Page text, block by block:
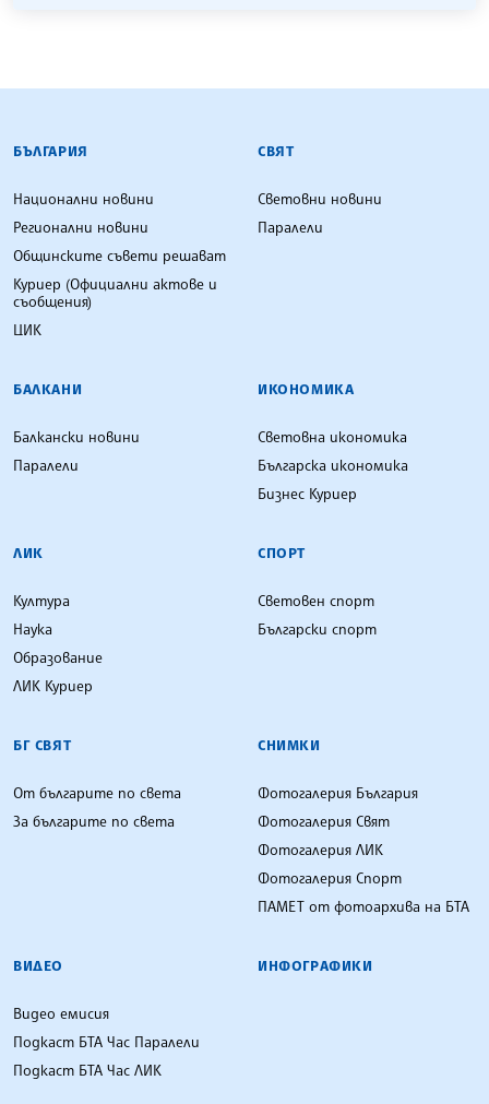
БЪЛГАРСКА ТЕЛЕГРАФНА АГЕНЦИЯ
БЪЛГАРИЯ
Национални новини
Регионални новини
Общинските съвети решават
Куриер (Официални актове и
съобщения)
ЦИК
СВЯТ
Световни новини
Паралели
БАЛКАНИ
Балкански новини
Паралели
ИКОНОМИКА
Световна икономика
Българска икономика
Бизнес Куриер
ЛИК
Култура
Наука
Образование
ЛИК Куриер
СПОРТ
Световен спорт
Български спорт
БГ СВЯТ
От българите по света
За българите по света
СНИМКИ
Фотогалерия България
Фотогалерия Свят
Фотогалерия ЛИК
Фотогалерия Спорт
ПАМЕТ от фотоархива на БТА
ВИДЕО
Видео емисия
Подкаст БТА Час Паралели
Подкаст БТА Час ЛИК
ИНФОГРАФИКИ